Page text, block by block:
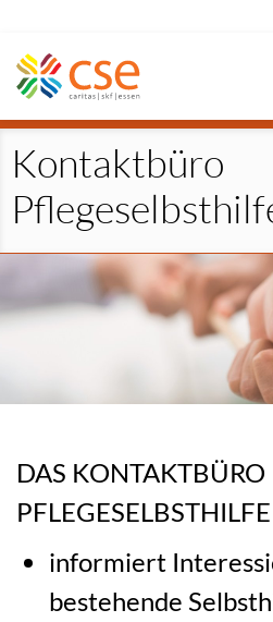
Kontaktbüro
DAS KONTAKTBÜRO
PFLEGESELBSTHILFE
informiert
bestehende